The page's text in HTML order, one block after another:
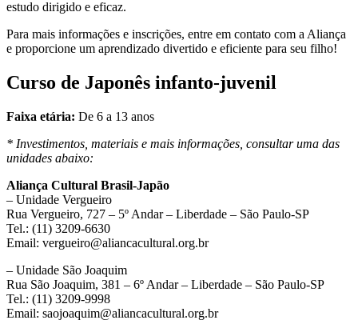
estudo dirigido e eficaz.
Para mais informações e inscrições, entre em contato com a Aliança
e proporcione um aprendizado divertido e eficiente para seu filho!
Curso de Japonês infanto-juvenil
Faixa etária: De 6 a 13 anos
* Investimentos, materiais e mais informações, consultar uma das
unidades abaixo:
Aliança Cultural Brasil-Japão
– Unidade Vergueiro
Rua Vergueiro, 727 – 5º Andar – Liberdade – São Paulo-SP
Tel.: (11) 3209-6630
Email: vergueiro@aliancacultural.org.br
– Unidade São Joaquim
Rua São Joaquim, 381 – 6º Andar – Liberdade – São Paulo-SP
Tel.: (11) 3209-9998
Email: saojoaquim@aliancacultural.org.br